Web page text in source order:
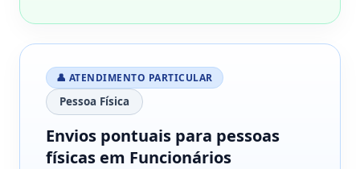
👤 ATENDIMENTO PARTICULAR
Pessoa Física
Envios pontuais para pessoas
físicas em Funcionários